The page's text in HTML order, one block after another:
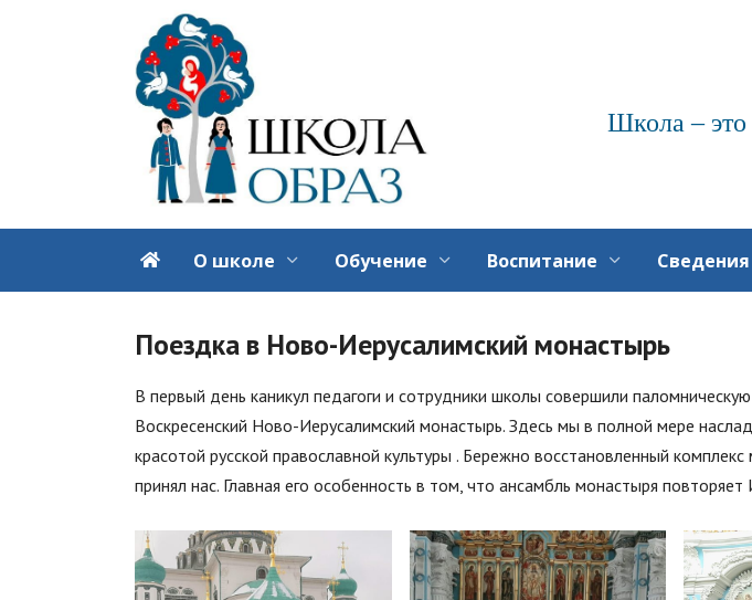
Школа – это
О школе Обучение Воспитание
Поездка в Ново-Иерусалимский монастырь
В первый день каникул педагоги и сотрудники школы совершили
Воскресенский Ново-Иерусалимский монастырь. Здесь мы в полной мере
красотой русской православной культуры . Бережно восстановленный
принял нас. Главная его особенность в том, что ансамбль монастыря повторяет